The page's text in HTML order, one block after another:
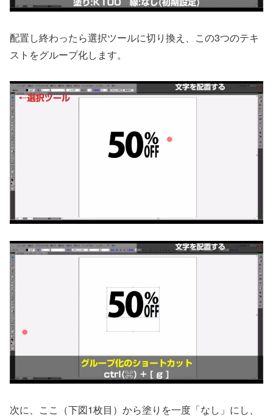
配置し終わったら選択ツールに切り換え、この3つのテキ
ストをグループ化します。
次に、ここ（下図1枚目）から塗りを一度「なし」にし、